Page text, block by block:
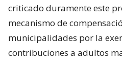
criticado duramente este
mecanismo de
municipalidades por la
contribuciones a adultos